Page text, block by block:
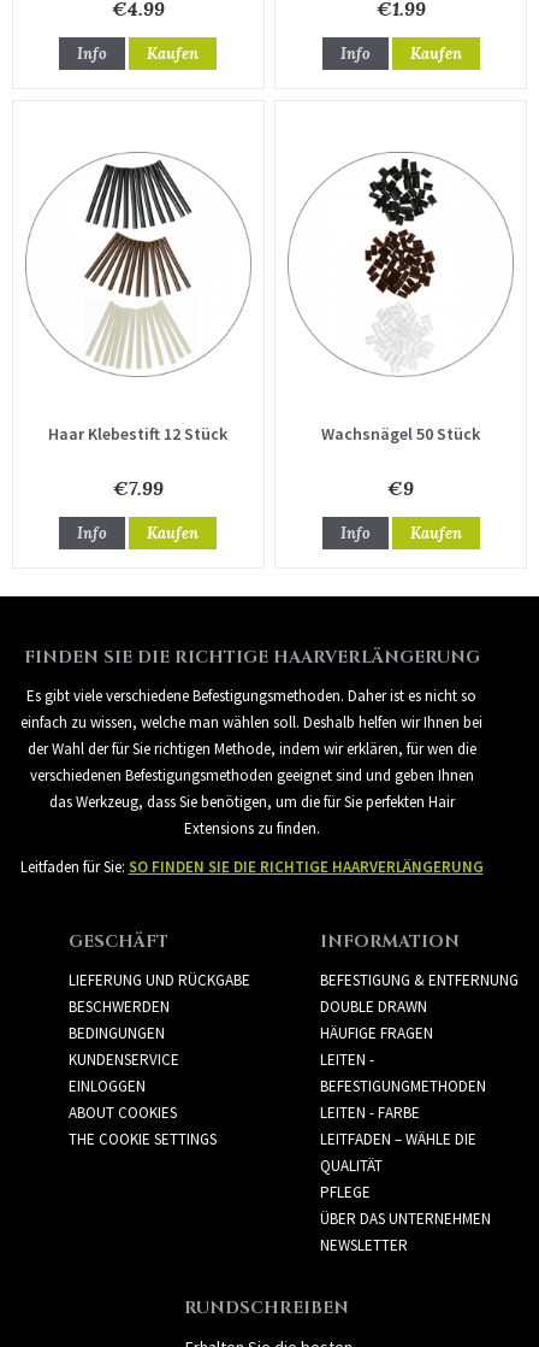
€4.99
Info Kaufen
€1.99
Info Kaufen
Haar Klebestift 12 Stück
€7.99
Info Kaufen
Wachsnägel 50 Stück
€9
Info Kaufen
FINDEN SIE DIE RICHTIGE HAARVERLÄNGERUNG
Es gibt viele verschiedene Befestigungsmethoden. Daher ist es nicht so
einfach zu wissen, welche man wählen soll. Deshalb helfen wir Ihnen bei
der Wahl der für Sie richtigen Methode, indem wir erklären, für wen die
verschiedenen Befestigungsmethoden geeignet sind und geben Ihnen
das Werkzeug, dass Sie benötigen, um die für Sie perfekten Hair
Extensions zu finden.
Leitfaden für Sie: SO FINDEN SIE DIE RICHTIGE HAARVERLÄNGERUNG
GESCHÄFT
LIEFERUNG UND RÜCKGABE
BESCHWERDEN
BEDINGUNGEN
KUNDENSERVICE
EINLOGGEN
ABOUT COOKIES
THE COOKIE SETTINGS
INFORMATION
BEFESTIGUNG & ENTFERNUNG
DOUBLE DRAWN
HÄUFIGE FRAGEN
LEITEN -
BEFESTIGUNGMETHODEN
LEITEN - FARBE
LEITFADEN – WÄHLE DIE
QUALITÄT
PFLEGE
ÜBER DAS UNTERNEHMEN
NEWSLETTER
RUNDSCHREIBEN